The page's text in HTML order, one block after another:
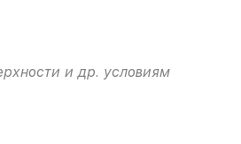
и др. условиям